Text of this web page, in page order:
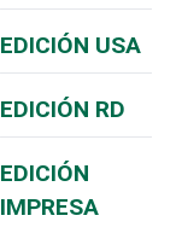
EDICIÓN USA
EDICIÓN RD
EDICIÓN
IMPRESA